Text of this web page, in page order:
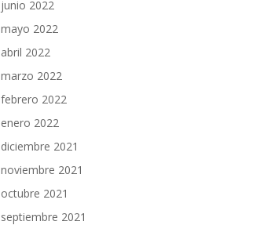
junio 2022
mayo 2022
abril 2022
marzo 2022
febrero 2022
enero 2022
diciembre 2021
noviembre 2021
octubre 2021
septiembre 2021